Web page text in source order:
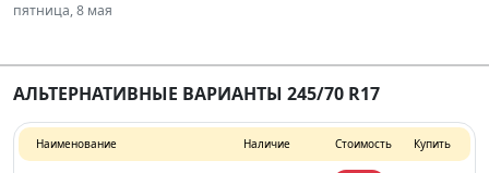
пятница, 8 мая
АЛЬТЕРНАТИВНЫЕ ВАРИАНТЫ 245/70 R17
Наименование Наличие Стоимость Купить